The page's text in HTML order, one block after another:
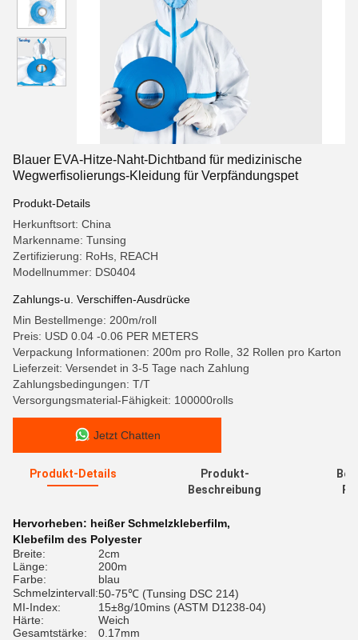
Blauer EVA-Hitze-Naht-Dichtband für medizinische
Wegwerfisolierungs-Kleidung für Verpfändungspet
Produkt-Details
Herkunftsort: China
Markenname: Tunsing
Zertifizierung: RoHs, REACH
Modellnummer: DS0404
Zahlungs-u. Verschiffen-Ausdrücke
Min Bestellmenge: 200m/roll
Preis: USD 0.04 -0.06 PER METERS
Verpackung Informationen: 200m pro Rolle, 32 Rollen pro Karton
Lieferzeit: Versendet in 3-5 Tage nach Zahlung
Zahlungsbedingungen: T/T
Versorgungsmaterial-Fähigkeit: 100000rolls
Jetzt Chatten
Produkt-Details
Produkt-
Beschreibung
Hervorheben: heißer Schmelzkleberfilm,
Klebefilm des Polyester
Breite:
2cm
Länge:
200m
Farbe:
blau
Schmelzintervall:50-75℃ (Tunsing DSC 214)
MI-Index:
15±8g/10mins (ASTM D1238-04)
Härte:
Weich
Gesamtstärke:
0.17mm